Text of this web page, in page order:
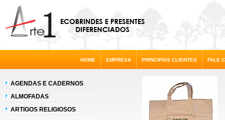
HOME EMPRESA PRINCIPAIS CLIENTES FALE
AGENDAS E CADERNOS
ALMOFADAS
ARTIGOS RELIGIOSOS